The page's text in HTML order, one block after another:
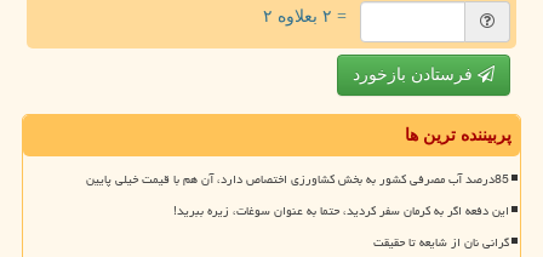
= ۲ بعلاوه ۲
فرستادن بازخورد
پربیننده ترین ها
85درصد آب مصرفی کشور به بخش کشاورزی اختصاص دارد، آن هم با قیمت خیلی پایین
این دفعه اگر به کرمان سفر کردید، حتما به عنوان سوغات، زیره ببرید!
گرانی نان از شایعه تا حقیقت